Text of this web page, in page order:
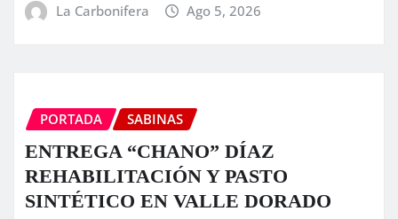
La Carbonifera Ago 5, 2026
PORTADA SABINAS
ENTREGA “CHANO” DÍAZ
REHABILITACIÓN Y PASTO
SINTÉTICO EN VALLE DORADO